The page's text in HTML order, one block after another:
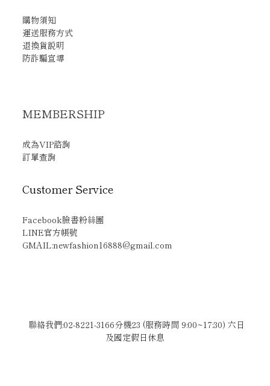
購物須知
運送服務方式
退換貨說明
防詐騙宣導
MEMBERSHIP
成為VIP諮詢
訂單查詢
Customer Service
Facebook臉書粉絲團
LINE官方帳號
GMAIL:newfashion16888@gmail.com
聯絡我們:02-8221-3166分機23 (服務時間 9:00~17:30) 六日
及國定假日休息